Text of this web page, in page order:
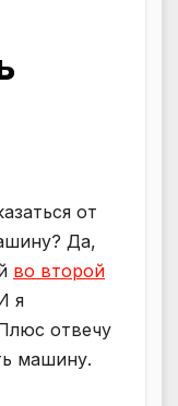
от
Да,
во второй
я
отвечу
машину.